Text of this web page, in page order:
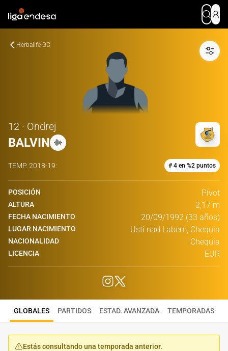
Herbalife GC
12 · Ondrej
BALVIN
TEMP. 2018-19: # 4 en %2 puntos
POSICIÓN Pívot
ALTURA 2,17 m
FECHA NACIMIENTO 20/09/1992 (33 años)
LUGAR NACIMIENTO Usti nad Labem, Chequia
NACIONALIDAD Chequia
LICENCIA EUR
GLOBALES PARTIDOS ESTAD. AVANZADA TEMPORADAS
Estás consultando una temporada anterior.